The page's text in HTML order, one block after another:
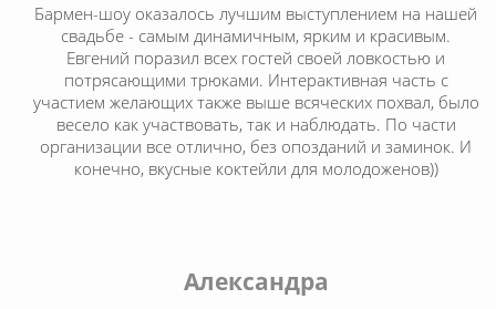
Бармен-шоу оказалось лучшим выступлением на нашей
свадьбе - самым динамичным, ярким и красивым.
Евгений поразил всех гостей своей ловкостью и
потрясающими трюками. Интерактивная часть с
участием желающих также выше всяческих похвал, было
весело как участвовать, так и наблюдать. По части
организации все отлично, без опозданий и заминок. И
конечно, вкусные коктейли для молодоженов))
Александра